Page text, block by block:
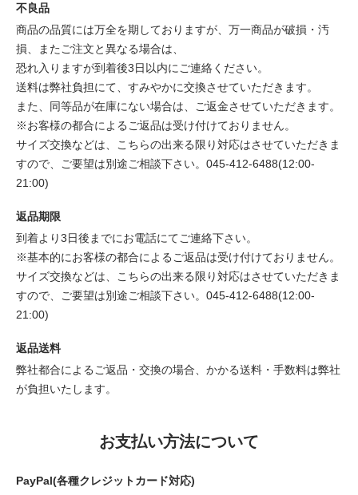
不良品
商品の品質には万全を期しておりますが、万一商品が破損・汚
損、またご注文と異なる場合は、
恐れ入りますが到着後3日以内にご連絡ください。
送料は弊社負担にて、すみやかに交換させていただきます。
また、同等品が在庫にない場合は、ご返金させていただきます。
※お客様の都合によるご返品は受け付けておりません。
サイズ交換などは、こちらの出来る限り対応はさせていただきま
すので、ご要望は別途ご相談下さい。045-412-6488(12:00-
21:00)
返品期限
到着より3日後までにお電話にてご連絡下さい。
※基本的にお客様の都合によるご返品は受け付けておりません。
サイズ交換などは、こちらの出来る限り対応はさせていただきま
すので、ご要望は別途ご相談下さい。045-412-6488(12:00-
21:00)
返品送料
弊社都合によるご返品・交換の場合、かかる送料・手数料は弊社
が負担いたします。
お支払い方法について
PayPal(各種クレジットカード対応)